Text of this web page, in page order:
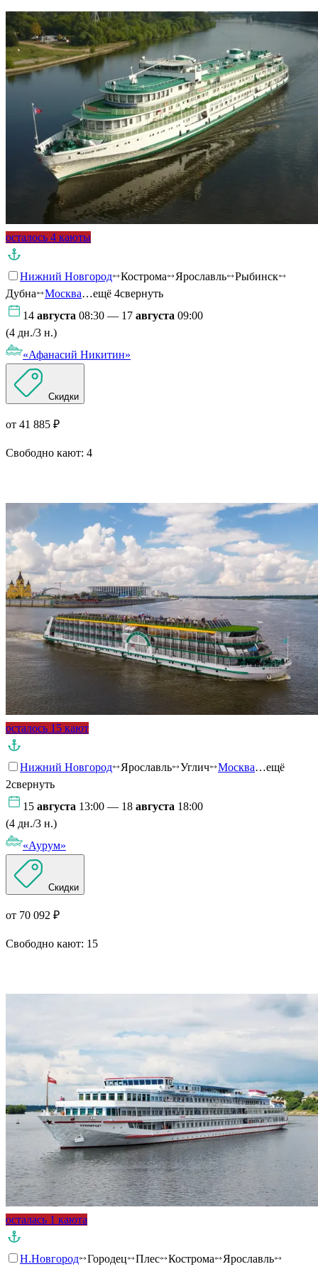
осталось 4 каюты
Нижний Новгород Кострома Ярославль
Рыбинск
Дубна
Москва…ещё 4свернуть
14 августа 08:30 — 17 августа 09:00
(4 дн./3 н.)
«Афанасий Никитин»
Скидки
от 41 885 ₽
Свободно кают: 4
осталось 15 кают
Нижний Новгород Ярославль Углич Москва…ещё
2свернуть
15 августа 13:00 — 18 августа 18:00
(4 дн./3 н.)
«Аурум»
Скидки
от 70 092 ₽
Свободно кают: 15
осталась 1 каюта
Н.Новгород Городец Плес Кострома
Ярославль